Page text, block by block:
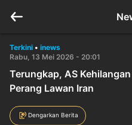
Terkini • inews
Rabu, 13 Mei 2026 - 20:01
Terungkap, AS
Perang Lawan Iran
Dengarkan Berita